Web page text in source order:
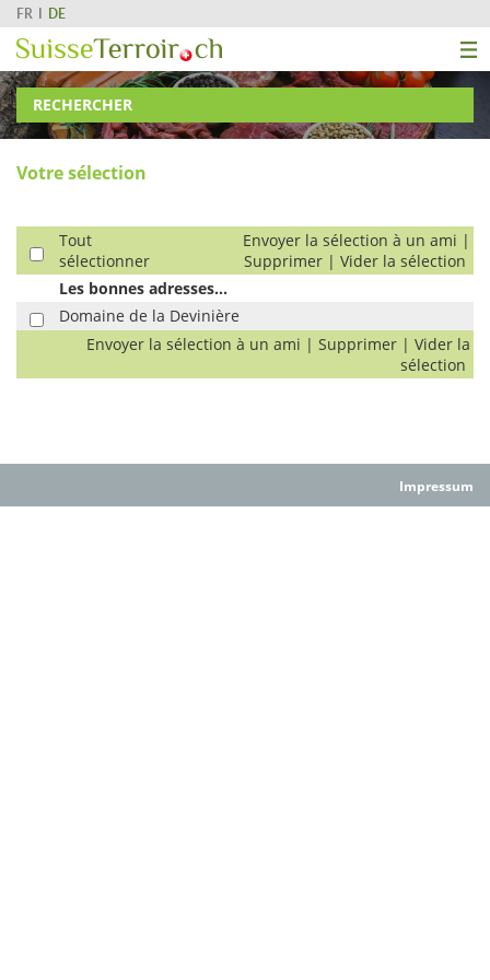
FR DE
RECHERCHER
Votre sélection
Tout
sélectionner
Envoyer la sélection à un ami |
Supprimer | Vider la sélection
Les bonnes adresses...
Domaine de la Devinière
Envoyer la sélection à un ami | Supprimer | Vider la
sélection
Impressum